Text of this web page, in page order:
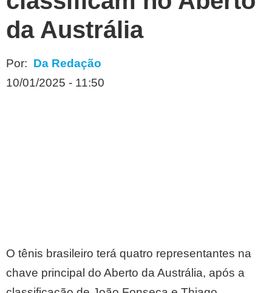
da Austrália
Por: Da Redação
10/01/2025 - 11:50
O tênis brasileiro terá quatro representantes na
chave principal do Aberto da Austrália, após a